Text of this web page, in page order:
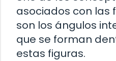
asociados con las
son los ángulos
que se forman
estas figuras.